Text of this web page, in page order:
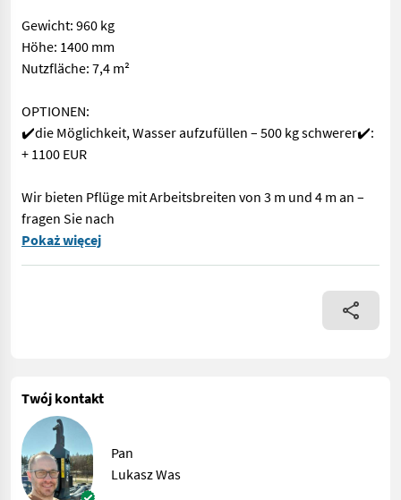
Gewicht: 960 kg
Höhe: 1400 mm
Nutzfläche: 7,4 m²
OPTIONEN:
✔️die Möglichkeit, Wasser aufzufüllen – 500 kg schwerer✔️:
+ 1100 EUR
Wir bieten Pflüge mit Arbeitsbreiten von 3 m und 4 m an –
fragen Sie nach
Ich biete einen Silagepflug mit einer Arbeitsbreite von 5 m
Pokaż więcej
Twój kontakt
Pan
Lukasz Was